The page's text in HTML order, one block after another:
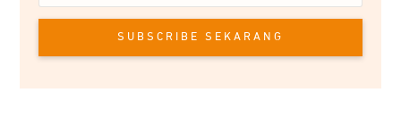
SUBSCRIBE SEKARANG